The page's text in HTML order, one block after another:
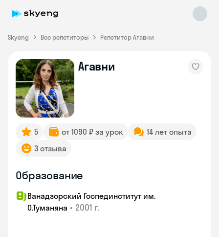
Skyeng Все репетиторы Репетитор Агавни
Агавни
5 от 1090 ₽ за урок
14 лет опыта
3 отзыва
Образование
Ванадзорский Госпединститут им.
О.Туманяна • 2001 г.
Skyeng Chat
online